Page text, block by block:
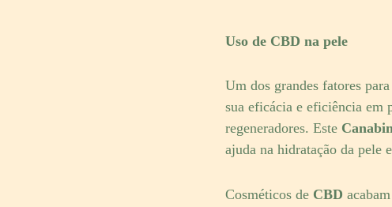
Uso de CBD na pele
Um dos grandes fatores
sua eficácia e eficiência em
regeneradores. Este
ajuda na hidratação da pele
Cosméticos de CBD